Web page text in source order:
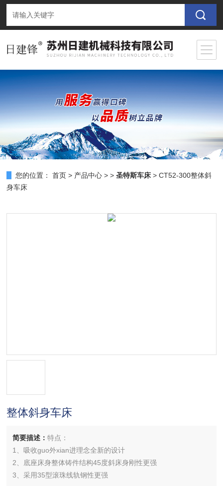
您的位置： 首页 > 产品中心 > >圣特斯车床 > CT52-300整体斜
身车床
整体斜身车床
简要描述：特点：
1、吸收guo外xian进理念全新的设计
2、底座床身整体铸件结构45度斜床身刚性更强
3、采用35型滚珠线轨钢性更强